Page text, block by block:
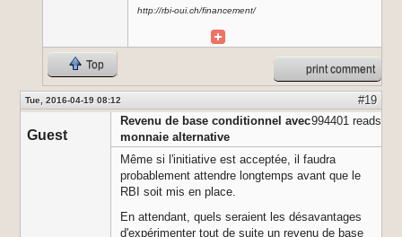
http://rbi-oui.ch/financement/
Top print comment
Tue, 2016-04-19 08:12 #19
Guest
994401 reads
Revenu de base conditionnel avec
monnaie alternative
Même si l'initiative est acceptée, il faudra
probablement attendre longtemps avant que le
RBI soit mis en place.
En attendant, quels seraient les désavantages
d'expérimenter tout de suite un revenu de base